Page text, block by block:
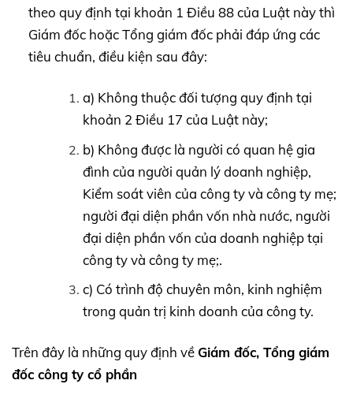
theo quy định tại khoản 1 Điều 88 của Luật này thì
Giám đốc hoặc Tổng giám đốc phải đáp ứng các
tiêu chuẩn, điều kiện sau đây:
a) Không thuộc đối tượng quy định tại
khoản 2 Điều 17 của Luật này;
b) Không được là người có quan hệ gia
đình của người quản lý doanh nghiệp,
Kiểm soát viên của công ty và công ty mẹ;
người đại diện phần vốn nhà nước, người
đại diện phần vốn của doanh nghiệp tại
công ty và công ty mẹ;.
c) Có trình độ chuyên môn, kinh nghiệm
trong quản trị kinh doanh của công ty.
Trên đây là những quy định về Giám đốc, Tổng giám
đốc công ty cổ phần